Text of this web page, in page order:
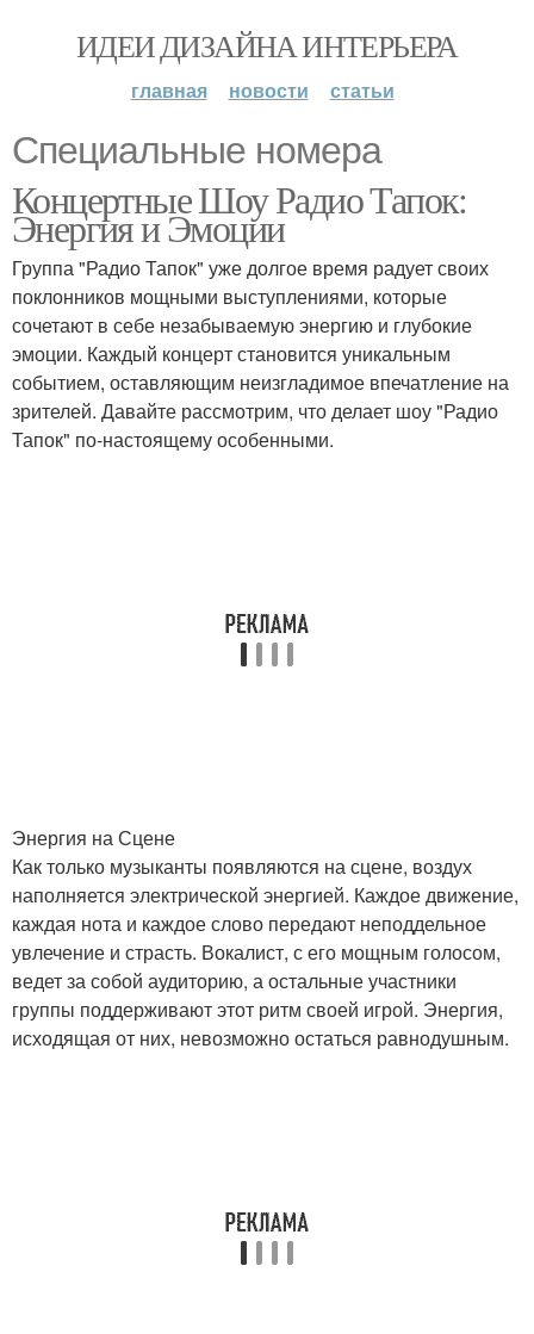
ИДЕИ ДИЗАЙНА ИНТЕРЬЕРА
главная новости статьи
Специальные номера
Концертные Шоу Радио Тапок:
Энергия и Эмоции
Группа "Радио Тапок" уже долгое время радует своих
поклонников мощными выступлениями, которые
сочетают в себе незабываемую энергию и глубокие
эмоции. Каждый концерт становится уникальным
событием, оставляющим неизгладимое впечатление на
зрителей. Давайте рассмотрим, что делает шоу "Радио
Тапок" по-настоящему особенными.
Энергия на Сцене
Как только музыканты появляются на сцене, воздух
наполняется электрической энергией. Каждое движение,
каждая нота и каждое слово передают неподдельное
увлечение и страсть. Вокалист, с его мощным голосом,
ведет за собой аудиторию, а остальные участники
группы поддерживают этот ритм своей игрой. Энергия,
исходящая от них, невозможно остаться равнодушным.